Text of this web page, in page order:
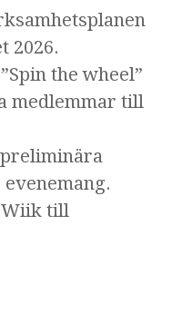
2026.
the wheel”
medlemmar till
Wiik till